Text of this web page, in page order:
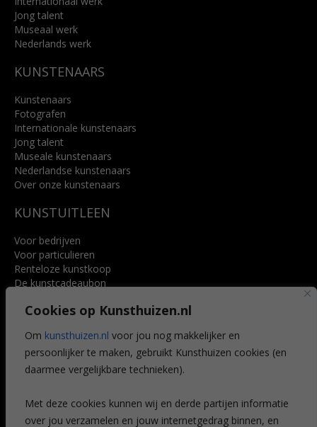
Cookies op Kunsthuizen.nl
Om kunsthuizen.nl voor jou nog makkelijker en
persoonlijker te maken, gebruikt Kunsthuizen cookies (en
daarmee vergelijkbare technieken).
Met deze cookies kunnen wij en derde partijen informatie
over jou verzamelen en jouw internetgedrag binnen, en
Jong talent
Museaal werk
Nederlands werk
KUNSTENAARS
Kunstenaars
Fotografen
Internationale kunstenaars
Jong talent
Museale kunstenaars
Nederlandse kunstenaars
Over onze kunstenaars
KUNSTUITLEEN
Voor bedrijven
Voor particulieren
Renteloze kunstkoop
De kunstcadeaubon
Voordelen
Veelgestelde vragen
CONTACT
Leiden
Amsterdam